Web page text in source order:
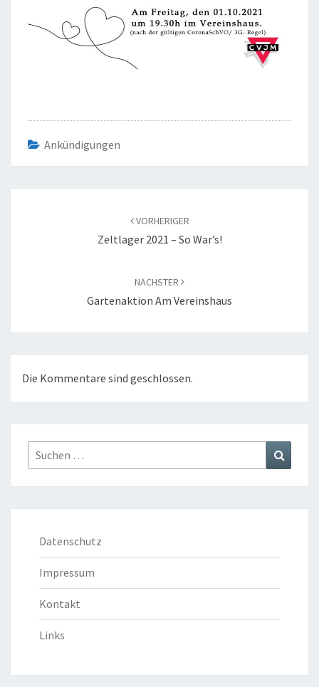
Ankündigungen
VORHERIGER
Zeltlager 2021 – So War’s!
NÄCHSTER
Gartenaktion Am Vereinshaus
Die Kommentare sind geschlossen.
Suchen
nach:
Datenschutz
Impressum
Kontakt
Links